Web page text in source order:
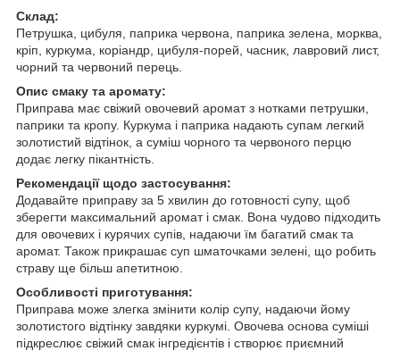
Склад:
Петрушка, цибуля, паприка червона, паприка зелена, морква,
кріп, куркума, коріандр, цибуля-порей, часник, лавровий лист,
чорний та червоний перець.
Опис смаку та аромату:
Приправа має свіжий овочевий аромат з нотками петрушки,
паприки та кропу. Куркума і паприка надають супам легкий
золотистий відтінок, а суміш чорного та червоного перцю
додає легку пікантність.
Рекомендації щодо застосування:
Додавайте приправу за 5 хвилин до готовності супу, щоб
зберегти максимальний аромат і смак. Вона чудово підходить
для овочевих і курячих супів, надаючи їм багатий смак та
аромат. Також прикрашає суп шматочками зелені, що робить
страву ще більш апетитною.
Особливості приготування:
Приправа може злегка змінити колір супу, надаючи йому
золотистого відтінку завдяки куркумі. Овочева основа суміші
підкреслює свіжий смак інгредієнтів і створює приємний